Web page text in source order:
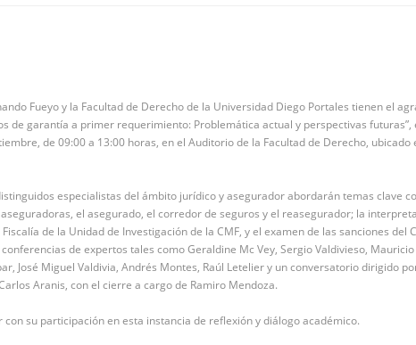
Fueyo y la Facultad de Derecho de la Universidad Diego Portales tienen el
de garantía a primer requerimiento: Problemática actual y perspectivas futuras”,
de 09:00 a 13:00 horas, en el Auditorio de la Facultad de Derecho, ubicado
especialistas del ámbito jurídico y asegurador abordarán temas clave
el asegurado, el corredor de seguros y el reasegurador; la
de la Unidad de Investigación de la CMF, y el examen de las sanciones del
de expertos tales como Geraldine Mc Vey, Sergio Valdivieso,
José Miguel Valdivia, Andrés Montes, Raúl Letelier y un conversatorio dirigido
Aranis, con el cierre a cargo de Ramiro Mendoza.
con su participación en esta instancia de reflexión y diálogo académico.